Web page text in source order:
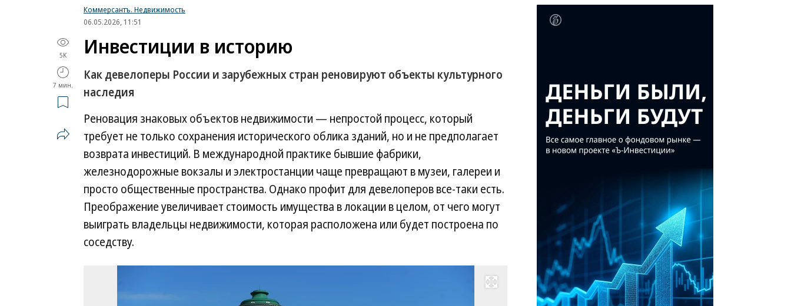
Коммерсантъ. Недвижимость
06.05.2026, 11:51
5K
7 мин.
Инвестиции в историю
Как девелоперы России и зарубежных стран реновируют объекты культурного
наследия
Реновация знаковых объектов недвижимости — непростой процесс, который
требует не только сохранения исторического облика зданий, но и не предполагает
возврата инвестиций. В международной практике бывшие фабрики,
железнодорожные вокзалы и электростанции чаще превращают в музеи, галереи и
просто общественные пространства. Однако профит для девелоперов все-таки есть.
Преображение увеличивает стоимость имущества в локации в целом, от чего могут
выиграть владельцы недвижимости, которая расположена или будет построена по
соседству.
Развернуть на весь экран